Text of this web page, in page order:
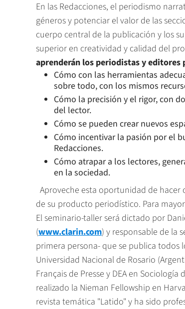
En las Redacciones, el periodismo
géneros y potenciar el valor de las
cuerpo central de la publicación y los
superior en creatividad y calidad del
aprenderán los periodistas y editores
Cómo con las herramientas
sobre todo, con los mismos
Cómo la precisión y el rigor, con
del lector.
Cómo se pueden crear nuevos
Cómo incentivar la pasión por el
Redacciones.
Cómo atrapar a los lectores,
en la sociedad.
Aproveche esta oportunidad de hacer
de su producto periodístico. Para mayor
El seminario-taller será dictado por
(www.clarin.com) y responsable de la
primera persona- que se publica todos
Universidad Nacional de Rosario
Français de Presse y DEA en
realizado la Nieman Fellowship en
revista temática "Latido" y ha sido